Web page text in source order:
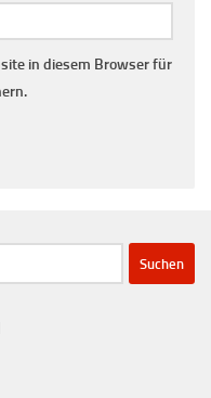
in diesem Browser für